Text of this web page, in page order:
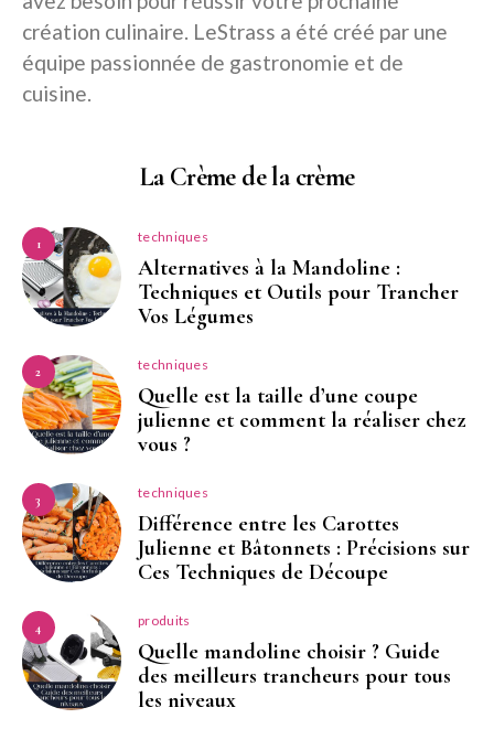
création culinaire. LeStrass a été créé par une
équipe passionnée de gastronomie et de
cuisine.
La Crème de la crème
1 techniques
Alternatives à la Mandoline :
Techniques et Outils pour Trancher
Vos Légumes
2 techniques
Quelle est la taille d’une coupe
julienne et comment la réaliser chez
vous ?
3 techniques
Différence entre les Carottes
Julienne et Bâtonnets : Précisions sur
Ces Techniques de Découpe
4 produits
Quelle mandoline choisir ? Guide
des meilleurs trancheurs pour tous
les niveaux